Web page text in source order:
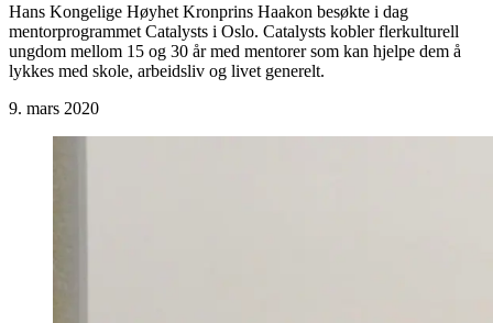
Hans Kongelige Høyhet Kronprins Haakon besøkte i dag
mentorprogrammet Catalysts i Oslo. Catalysts kobler flerkulturell
ungdom mellom 15 og 30 år med mentorer som kan hjelpe dem å
lykkes med skole, arbeidsliv og livet generelt.
9. mars 2020